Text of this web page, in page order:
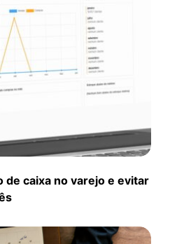
de caixa no varejo e evitar